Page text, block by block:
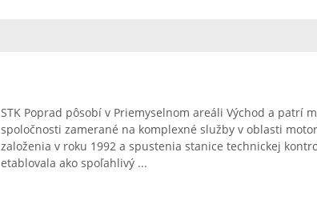
STK Poprad pôsobí v Priemyselnom areáli Východ a patrí
spoločnosti zamerané na komplexné služby v oblasti
založenia v roku 1992 a spustenia stanice technickej
etablovala ako spoľahlivý ...